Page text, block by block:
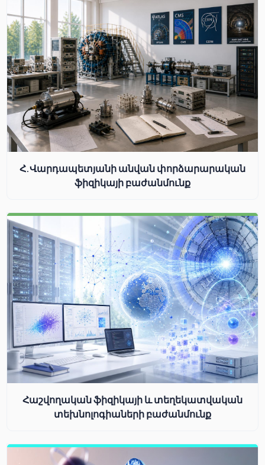
Հ.Վարդապետյանի անվան փորձարարական
ֆիզիկայի բաժանմունք
Հաշվողական ֆիզիկայի և տեղեկատվական
տեխնոլոգիաների բաժանմունք